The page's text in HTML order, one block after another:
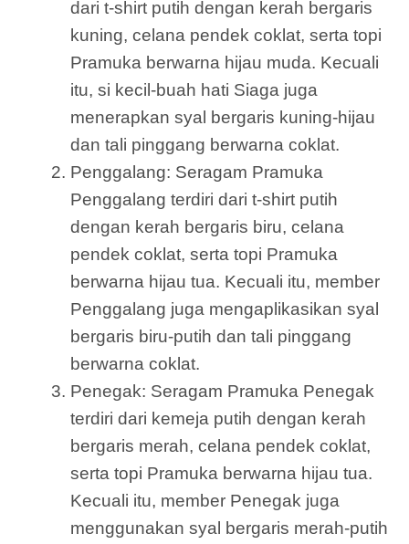
dari t-shirt putih dengan kerah bergaris
kuning, celana pendek coklat, serta topi
Pramuka berwarna hijau muda. Kecuali
itu, si kecil-buah hati Siaga juga
menerapkan syal bergaris kuning-hijau
dan tali pinggang berwarna coklat.
Penggalang: Seragam Pramuka
Penggalang terdiri dari t-shirt putih
dengan kerah bergaris biru, celana
pendek coklat, serta topi Pramuka
berwarna hijau tua. Kecuali itu, member
Penggalang juga mengaplikasikan syal
bergaris biru-putih dan tali pinggang
berwarna coklat.
Penegak: Seragam Pramuka Penegak
terdiri dari kemeja putih dengan kerah
bergaris merah, celana pendek coklat,
serta topi Pramuka berwarna hijau tua.
Kecuali itu, member Penegak juga
menggunakan syal bergaris merah-putih